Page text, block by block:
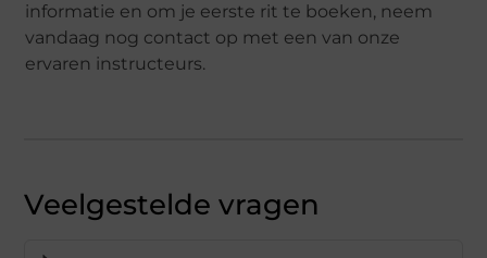
informatie en om je eerste rit te boeken, neem
vandaag nog contact op met een van onze
ervaren instructeurs.
Veelgestelde vragen